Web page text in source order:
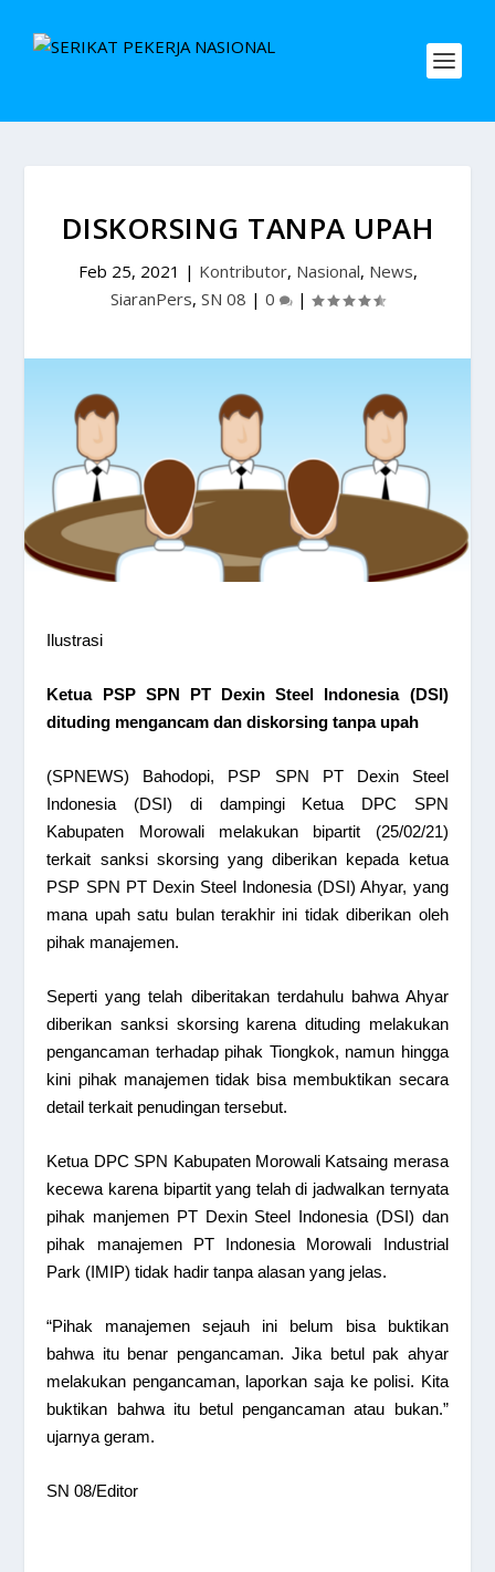
DISKORSING TANPA UPAH
Feb 25, 2021 | Kontributor, Nasional, News,
SiaranPers, SN 08 | 0 |
Ilustrasi
Ketua PSP SPN PT Dexin Steel Indonesia (DSI)
dituding mengancam dan diskorsing tanpa upah
(SPNEWS) Bahodopi, PSP SPN PT Dexin Steel
Indonesia (DSI) di dampingi Ketua DPC SPN
Kabupaten Morowali melakukan bipartit (25/02/21)
terkait sanksi skorsing yang diberikan kepada ketua
PSP SPN PT Dexin Steel Indonesia (DSI) Ahyar, yang
mana upah satu bulan terakhir ini tidak diberikan oleh
pihak manajemen.
Seperti yang telah diberitakan terdahulu bahwa Ahyar
diberikan sanksi skorsing karena dituding melakukan
pengancaman terhadap pihak Tiongkok, namun hingga
kini pihak manajemen tidak bisa membuktikan secara
detail terkait penudingan tersebut.
Ketua DPC SPN Kabupaten Morowali Katsaing merasa
kecewa karena bipartit yang telah di jadwalkan ternyata
pihak manjemen PT Dexin Steel Indonesia (DSI) dan
pihak manajemen PT Indonesia Morowali Industrial
Park (IMIP) tidak hadir tanpa alasan yang jelas.
“Pihak manajemen sejauh ini belum bisa buktikan
bahwa itu benar pengancaman. Jika betul pak ahyar
melakukan pengancaman, laporkan saja ke polisi. Kita
buktikan bahwa itu betul pengancaman atau bukan.”
ujarnya geram.
SN 08/Editor